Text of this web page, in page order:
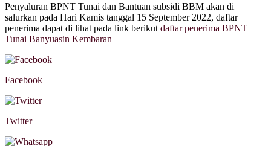
Penyaluran BPNT Tunai dan Bantuan subsidi BBM akan di
salurkan pada Hari Kamis tanggal 15 September 2022, daftar
penerima dapat di lihat pada link berikut daftar penerima BPNT
Tunai Banyuasin Kembaran
Facebook
Twitter